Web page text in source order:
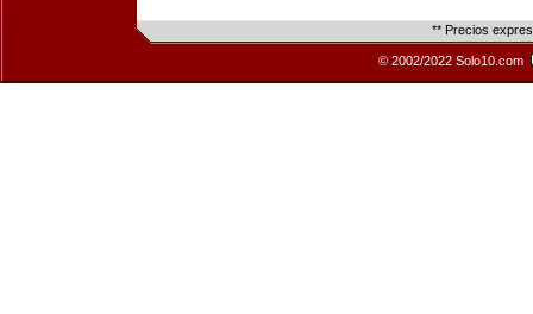
** Precios
© 2002/2022 Solo10.com